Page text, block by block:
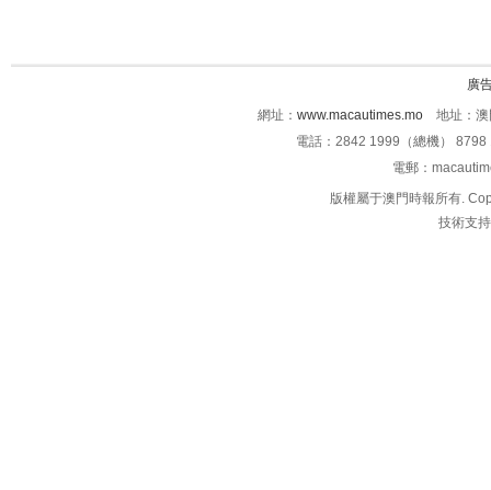
廣
網址： www.macautimes.mo 地址：澳
電話：2842 1999（總機）
電郵：
版權屬于澳門時報所有.
技術支